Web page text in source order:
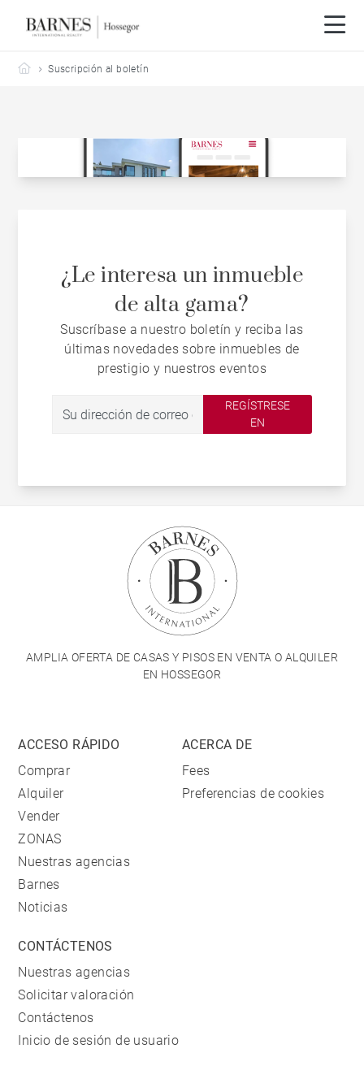
Barnes Hossegor
Suscripción al boletín
¿Le interesa un inmueble
de alta gama?
Suscríbase a nuestro boletín y reciba las
últimas novedades sobre inmuebles de
prestigio y nuestros eventos
REGÍSTRESE
EN
AMPLIA OFERTA DE CASAS Y PISOS EN VENTA O ALQUILER
EN HOSSEGOR
ACCESO RÁPIDO
Comprar
Alquiler
Vender
ZONAS
Nuestras agencias
Barnes
Noticias
ACERCA DE
Fees
Preferencias de cookies
CONTÁCTENOS
Nuestras agencias
Solicitar valoración
Contáctenos
Inicio de sesión de usuario